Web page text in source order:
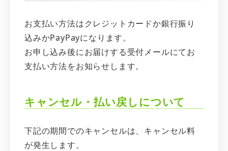
お支払い方法はクレジットカードか銀行振り
込みかPayPayになります。
お申し込み後にお届けする受付メールにてお
支払い方法をお知らせします。
キャンセル・払い戻しについて
下記の期間でのキャンセルは、キャンセル料
が発生します。